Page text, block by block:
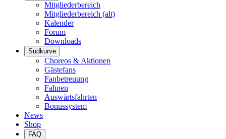
Mitgliederbereich
Mitgliederbereich (alt)
Kalender
Forum
Downloads
Südkurve
Choreos & Aktionen
Gästefans
Fanbetreuung
Fahnen
Auswärtsfahrten
Bonussystem
News
Shop
FAQ